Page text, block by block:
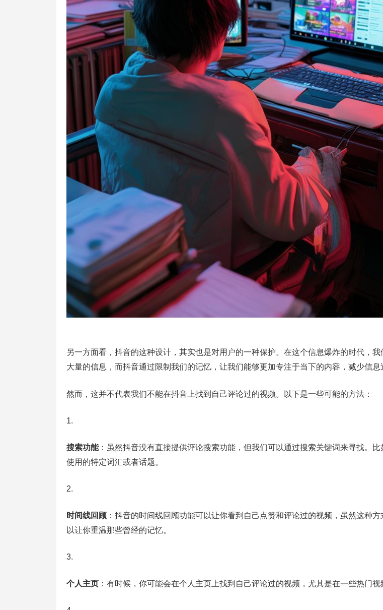
另一方面看，抖音的这种设计，其实也是对用户的一种保护。在这个信息爆炸的时代，我
大量的信息，而抖音通过限制我们的记忆，让我们能够更加专注于当下的内容，减少信息
然而，这并不代表我们不能在抖音上找到自己评论过的视频。以下是一些可能的方法：
搜索功能：虽然抖音没有直接提供评论搜索功能，但我们可以通过搜索关键词来寻找。
使用的特定词汇或者话题。
时间线回顾 ：抖音的时间线回顾功能可以让你看到自己点赞和评论过的视频，虽然这种
以让你重温那些曾经的记忆。
个人主页 ：有时候，你可能会在个人主页上找到自己评论过的视频，尤其是在一些热门视